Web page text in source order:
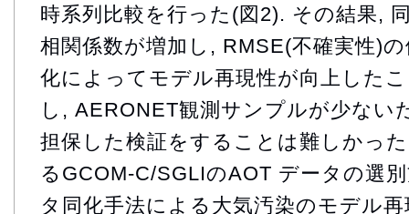
時系列比較を行った(図2). その結果,
相関係数が増加し, RMSE(不確実性)
化によってモデル再現性が向上した
し, AERONET観測サンプルが少ない
担保した検証をすることは難しかっ
るGCOM-C/SGLIのAOT データの選
タ同化手法による大気汚染のモデル